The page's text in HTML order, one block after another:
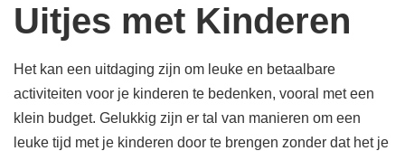
Uitjes met Kinderen
Het kan een uitdaging zijn om leuke en betaalbare
activiteiten voor je kinderen te bedenken, vooral met een
klein budget. Gelukkig zijn er tal van manieren om een
leuke tijd met je kinderen door te brengen zonder dat het je